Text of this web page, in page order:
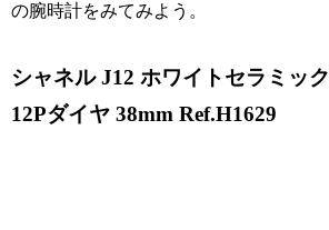
の腕時計をみてみよう。
シャネル J12 ホワイトセラミック
12Pダイヤ 38mm Ref.H1629